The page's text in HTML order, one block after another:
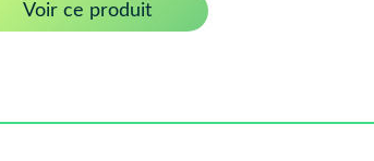
Voir ce produit